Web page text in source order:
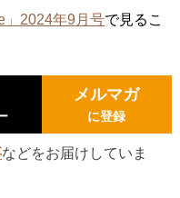
」2024年9月号で見るこ
メルマガ
に登録
などをお届けしていま